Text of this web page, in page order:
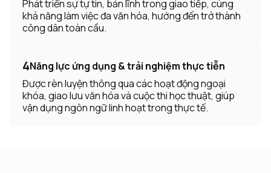
Phát triển sự tự tin, bản lĩnh trong giao tiếp, cùng
khả năng làm việc đa văn hóa, hướng đến trở thành
công dân toàn cầu.
4Năng lực ứng dụng & trải nghiệm thực tiễn
Được rèn luyện thông qua các hoạt động ngoại
khóa, giao lưu văn hóa và cuộc thi học thuật, giúp
vận dụng ngôn ngữ linh hoạt trong thực tế.